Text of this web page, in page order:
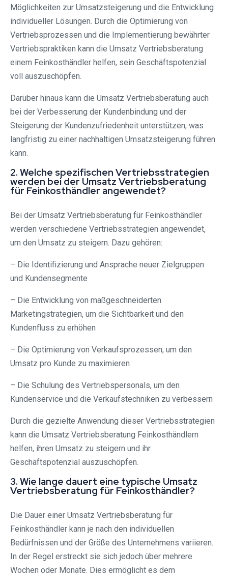
Möglichkeiten zur Umsatzsteigerung und die Entwicklung
individueller Lösungen. Durch die Optimierung von
Vertriebsprozessen und die Implementierung bewährter
Vertriebspraktiken kann die Umsatz Vertriebsberatung
einem Feinkosthändler helfen, sein Geschäftspotenzial
voll auszuschöpfen.
Darüber hinaus kann die Umsatz Vertriebsberatung auch
bei der Verbesserung der Kundenbindung und der
Steigerung der Kundenzufriedenheit unterstützen, was
langfristig zu einer nachhaltigen Umsatzsteigerung führen
kann.
2. Welche spezifischen Vertriebsstrategien
werden bei der Umsatz Vertriebsberatung
für Feinkosthändler angewendet?
Bei der Umsatz Vertriebsberatung für Feinkosthändler
werden verschiedene Vertriebsstrategien angewendet,
um den Umsatz zu steigern. Dazu gehören:
– Die Identifizierung und Ansprache neuer Zielgruppen
und Kundensegmente
– Die Entwicklung von maßgeschneiderten
Marketingstrategien, um die Sichtbarkeit und den
Kundenfluss zu erhöhen
– Die Optimierung von Verkaufsprozessen, um den
Umsatz pro Kunde zu maximieren
– Die Schulung des Vertriebspersonals, um den
Kundenservice und die Verkaufstechniken zu verbessern
Durch die gezielte Anwendung dieser Vertriebsstrategien
kann die Umsatz Vertriebsberatung Feinkosthändlern
helfen, ihren Umsatz zu steigern und ihr
Geschäftspotenzial auszuschöpfen.
3. Wie lange dauert eine typische Umsatz
Vertriebsberatung für Feinkosthändler?
Die Dauer einer Umsatz Vertriebsberatung für
Feinkosthändler kann je nach den individuellen
Bedürfnissen und der Größe des Unternehmens variieren.
In der Regel erstreckt sie sich jedoch über mehrere
Wochen oder Monate. Dies ermöglicht es dem